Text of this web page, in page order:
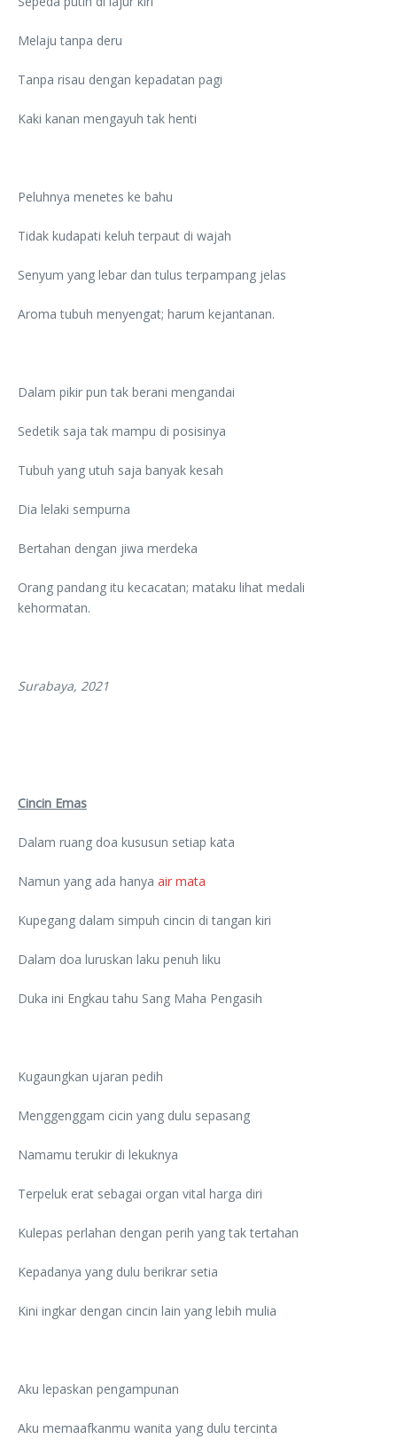
Melaju tanpa deru
Tanpa risau dengan kepadatan pagi
Kaki kanan mengayuh tak henti
Peluhnya menetes ke bahu
Tidak kudapati keluh terpaut di wajah
Senyum yang lebar dan tulus terpampang jelas
Aroma tubuh menyengat; harum kejantanan.
Dalam pikir pun tak berani mengandai
Sedetik saja tak mampu di posisinya
Tubuh yang utuh saja banyak kesah
Dia lelaki sempurna
Bertahan dengan jiwa merdeka
Orang pandang itu kecacatan; mataku lihat medali
kehormatan.
Surabaya, 2021
Cincin Emas
Dalam ruang doa kususun setiap kata
Namun yang ada hanya air mata
Kupegang dalam simpuh cincin di tangan kiri
Dalam doa luruskan laku penuh liku
Duka ini Engkau tahu Sang Maha Pengasih
Kugaungkan ujaran pedih
Menggenggam cicin yang dulu sepasang
Namamu terukir di lekuknya
Terpeluk erat sebagai organ vital harga diri
Kulepas perlahan dengan perih yang tak tertahan
Kepadanya yang dulu berikrar setia
Kini ingkar dengan cincin lain yang lebih mulia
Aku lepaskan pengampunan
Aku memaafkanmu wanita yang dulu tercinta